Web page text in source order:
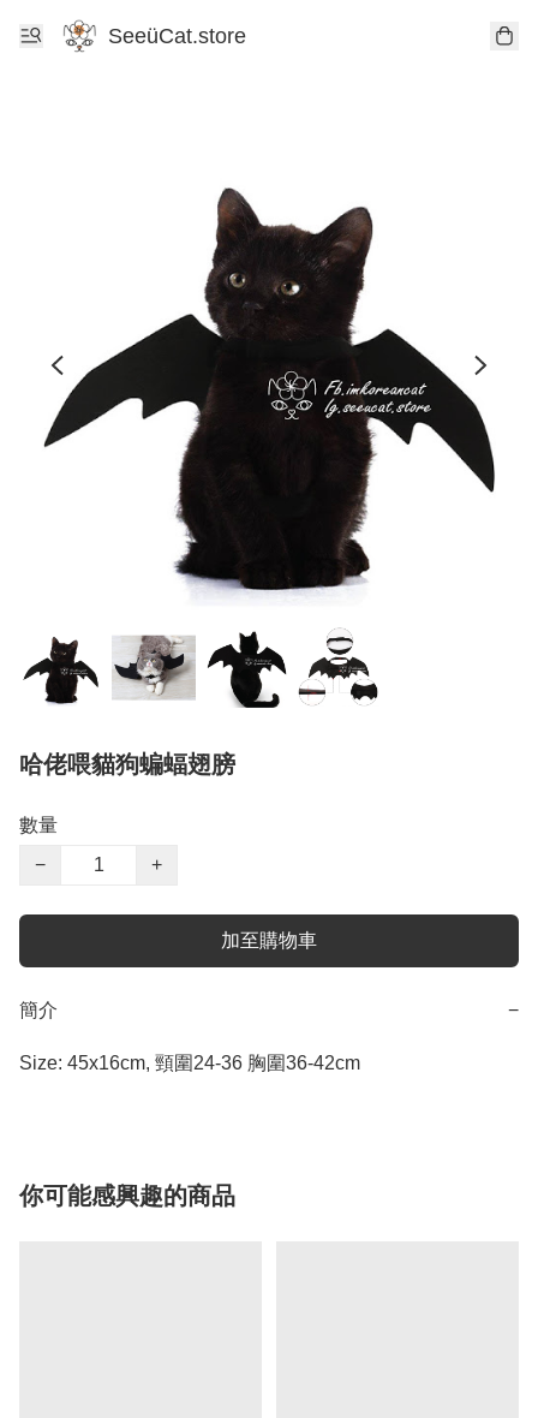
SeeüCat.store
哈佬喂貓狗蝙蝠翅膀
數量
−
+
加至購物車
簡介 −
Size: 45x16cm, 頸圍24-36 胸圍36-42cm
你可能感興趣的商品